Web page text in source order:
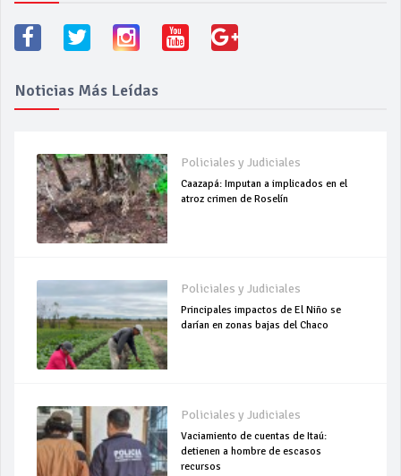
Noticias Más Leídas
Policiales y Judiciales
Caazapá: Imputan a implicados en el
atroz crimen de Roselín
Policiales y Judiciales
Principales impactos de El Niño se
darían en zonas bajas del Chaco
Policiales y Judiciales
Vaciamiento de cuentas de Itaú:
detienen a hombre de escasos
recursos